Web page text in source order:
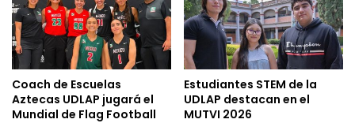
Coach de Escuelas
Aztecas UDLAP jugará el
Mundial de Flag Football
Estudiantes STEM de la
UDLAP destacan en el
MUTVI 2026